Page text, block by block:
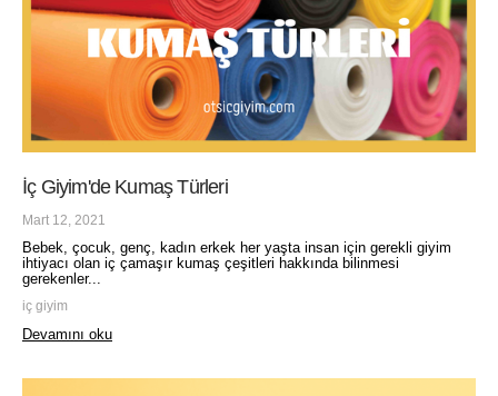
İç Giyim'de Kumaş Türleri
Mart 12, 2021
Bebek, çocuk, genç, kadın erkek her yaşta insan için gerekli giyim
ihtiyacı olan iç çamaşır kumaş çeşitleri hakkında bilinmesi
gerekenler...
iç giyim
Devamını oku